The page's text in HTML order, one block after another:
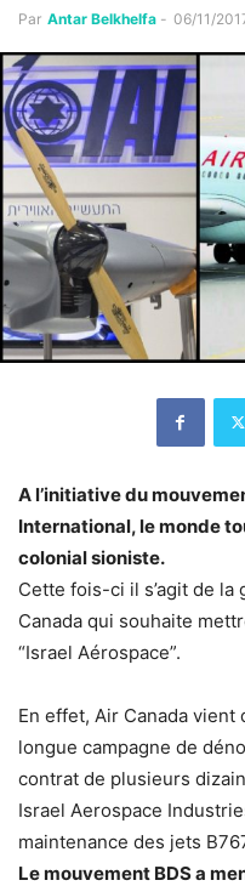
Par Antar Belkhelfa - 06/11/
A l’initiative du
International, le monde
colonial sioniste.
Cette fois-ci il s’agit de
Canada qui souhaite
“Israel Aérospace”.
En effet, Air Canada vient
longue campagne de
contrat de plusieurs
Israel Aerospace
maintenance des jets
Le mouvement BDS a